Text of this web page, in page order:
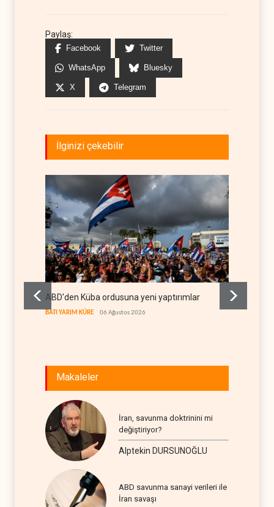
Paylaş:
Facebook Twitter
WhatsApp Bluesky
X Telegram
İlginizi çekebilir
ABD'den Küba ordusuna yeni yaptırımlar
BATI YARIM KÜRE 06 Ağustos 2026
Makaleler
İran, savunma doktrinini mi
değiştiriyor?
Alptekin DURSUNOĞLU
ABD savunma sanayi verileri ile
İran savaşı